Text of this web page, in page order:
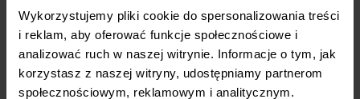
Wykorzystujemy pliki cookie do spersonalizowania treści
i reklam, aby oferować funkcje społecznościowe i
analizować ruch w naszej witrynie. Informacje o tym, jak
korzystasz z naszej witryny, udostępniamy partnerom
społecznościowym, reklamowym i analitycznym.
Opieka dietetyka sportowego i indywidualny plan
żywieniowy dopasowany do Twojej dyscypliny,
treningów i sportowych celów. Nie pozwól, by źle
dobrana dieta ograniczała Twój progres.